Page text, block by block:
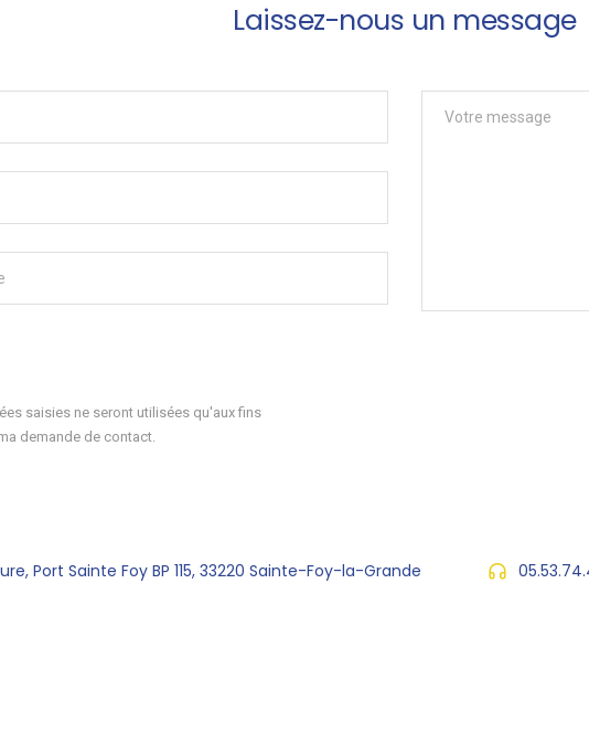
Laissez-nous un message
saisies ne seront utilisées qu'aux fins
demande de contact.
Port Sainte Foy BP 115, 33220 Sainte-Foy-la-Grande